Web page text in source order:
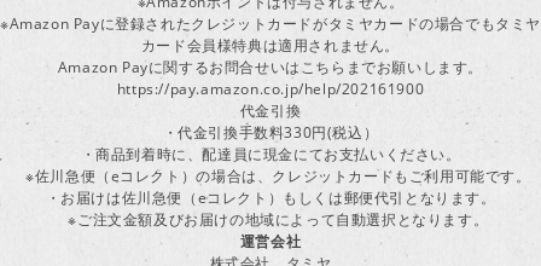
※Amazon Payに登録されたクレジットカードがタミヤカードの場合でもタミヤ
カード会員様特典は適用されません。
Amazon Payに関するお問合せいはこちらまでお願いします。
https://pay.amazon.co.jp/help/202161900
代金引換
・代金引換手数料330円(税込）
・商品到着時に、配達員に現金にてお支払いください。
※佐川急便（eコレクト）の場合は、クレジットカードもご利用可能です。
・お届けは佐川急便（eコレクト）もしくは郵便代引となります。
※ご注文金額及びお届けの地域によって自動選択となります。
運営会社